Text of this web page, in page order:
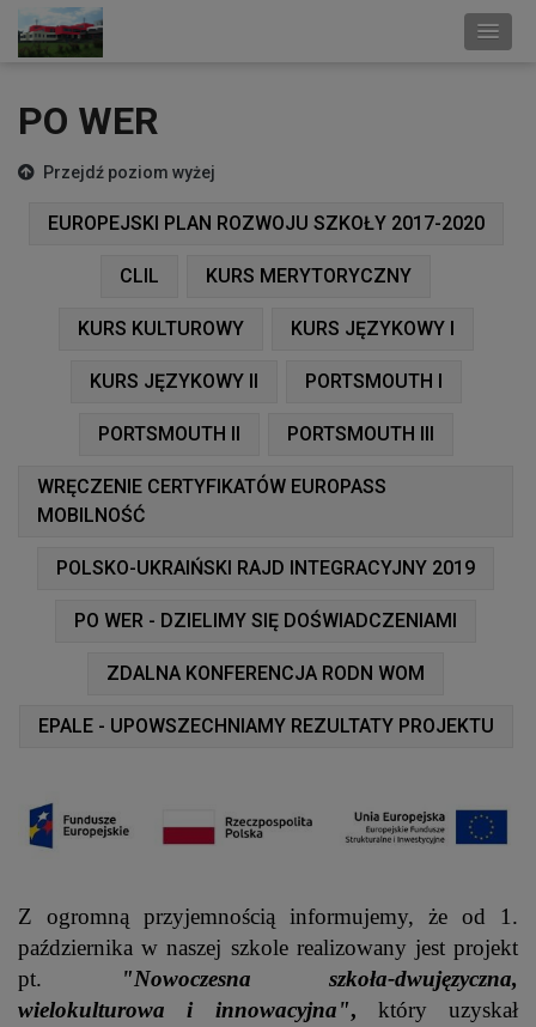
PO WER
Przejdź poziom wyżej
EUROPEJSKI PLAN ROZWOJU SZKOŁY 2017-2020
CLIL KURS MERYTORYCZNY
KURS KULTUROWY KURS JĘZYKOWY I
KURS JĘZYKOWY II PORTSMOUTH I
PORTSMOUTH II PORTSMOUTH III
WRĘCZENIE CERTYFIKATÓW EUROPASS
MOBILNOŚĆ
POLSKO-UKRAIŃSKI RAJD INTEGRACYJNY 2019
PO WER - DZIELIMY SIĘ DOŚWIADCZENIAMI
ZDALNA KONFERENCJA RODN WOM
EPALE - UPOWSZECHNIAMY REZULTATY PROJEKTU
Z ogromną przyjemnością informujemy, że od 1.
października w naszej szkole realizowany jest projekt
pt. "Nowoczesna szkoła-dwujęzyczna,
wielokulturowa i innowacyjna", który uzyskał